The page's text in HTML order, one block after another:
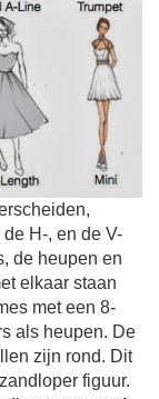
H-, en de V-
de heupen en
elkaar staan
met een 8-
als heupen. De
zijn rond. Dit
figuur.